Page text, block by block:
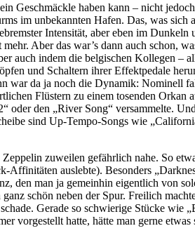
Geschmäckle haben kann – nicht
im unbekannten Hafen. Das, was
Intensität, aber eben im
Aber das war’s dann auch
auch indem die belgischen Kollegen
und Schaltern ihrer Effektpedale
war da ja noch die Dynamik: Nominell
Flüstern zu einem tosenden
oder den „River Song“ versammelte.
sind Up-Tempo-Songs wie
zuweilen gefährlich nahe. So
auslebte). Besonders
den man ja gemeinhin eigentlich von
schön neben der Spur. Freilich
Gerade so schwierige Stücke
vorgestellt hatte, hätte man gerne